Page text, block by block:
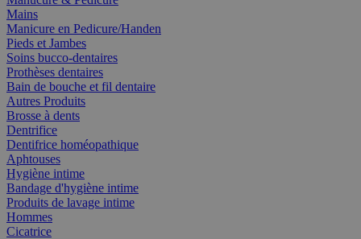
Mains
Manicure en Pedicure/Handen
Pieds et Jambes
Soins bucco-dentaires
Prothèses dentaires
Bain de bouche et fil dentaire
Autres Produits
Brosse à dents
Dentrifice
Dentifrice homéopathique
Aphtouses
Hygiène intime
Bandage d'hygiène intime
Produits de lavage intime
Hommes
Cicatrice